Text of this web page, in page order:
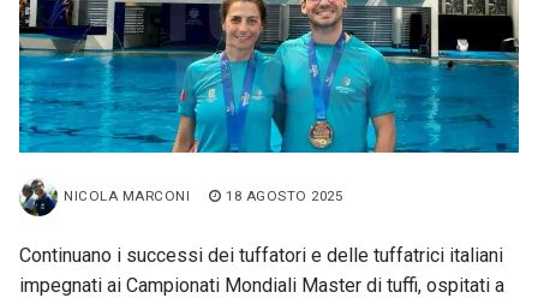
NICOLA MARCONI 18 AGOSTO 2025
Continuano i successi dei tuffatori e delle tuffatrici italiani
impegnati ai Campionati Mondiali Master di tuffi, ospitati a